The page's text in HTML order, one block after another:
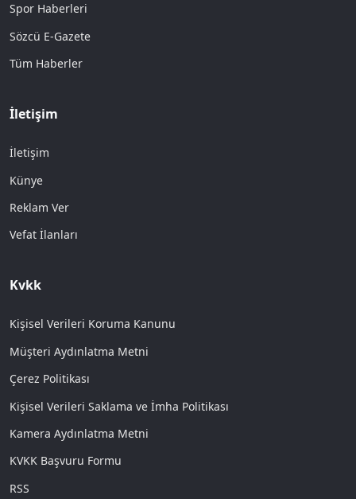
Spor Haberleri
Sözcü E-Gazete
Tüm Haberler
İletişim
İletişim
Künye
Reklam Ver
Vefat İlanları
Kvkk
Kişisel Verileri Koruma Kanunu
Müşteri Aydınlatma Metni
Çerez Politikası
Kişisel Verileri Saklama ve İmha Politikası
Kamera Aydınlatma Metni
KVKK Başvuru Formu
RSS